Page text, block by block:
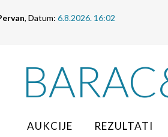
, Datum: 6.8.2026. 16:02
AUKCIJE
REZULTATI